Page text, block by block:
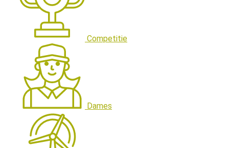
Competitie
Dames